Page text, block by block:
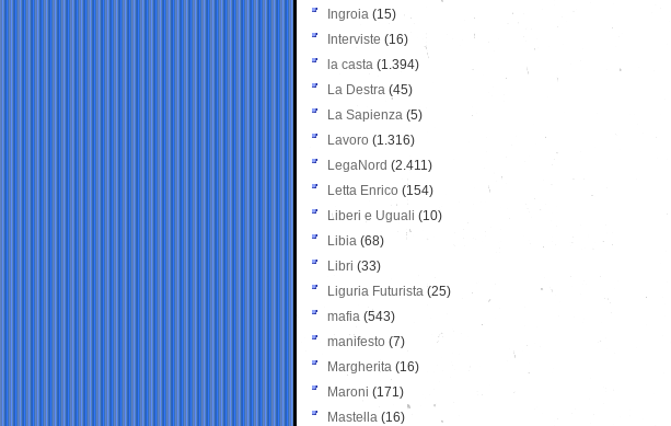
Ingroia (15)
Interviste (16)
la casta (1.394)
La Destra (45)
La Sapienza (5)
Lavoro (1.316)
LegaNord (2.411)
Letta Enrico (154)
Liberi e Uguali (10)
Libia (68)
Libri (33)
Liguria Futurista (25)
mafia (543)
manifesto (7)
Margherita (16)
Maroni (171)
Mastella (16)